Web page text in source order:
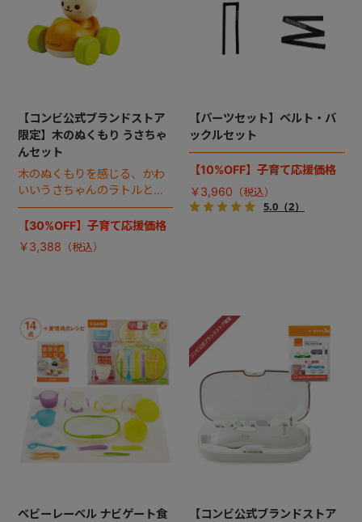
【コンビ公式ブランドストア
限定】木のぬくもり うさちゃ
んセット
木のぬくもりを感じる、かわ
いいうさちゃんのラトルとク
ルマのお得なセット。
【30%OFF】子育て応援価格
￥3,388
【パーツセット】ベルト・バ
ックルセット
【10%OFF】子育て応援価格
￥3,960
5.0（2）
ベビーレーベル ナビゲート食
【コンビ公式ブランドストア